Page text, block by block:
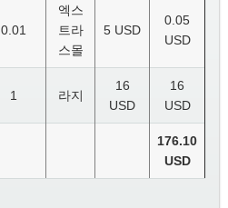
0.01
엑스
트라
스몰
5 USD
0.05
USD
1 라지
16
USD
16
USD
176.10
USD